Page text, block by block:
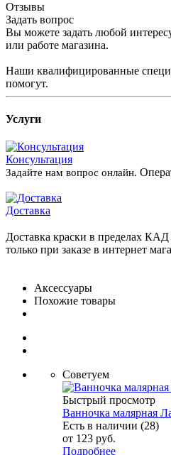
Отзывы
Задать вопрос
Вы можете задать любой
или работе магазина.
Наши квалифицированные
помогут.
Услуги
Консультация
Задайте нам вопрос онлайн.
Доставка
Доставка краски в пределах
только при заказе в интернет
Аксессуары
Похожие товары
Советуем
Быстрый просмотр
Ванночка малярная
Есть в наличии (28)
от 123 руб.
Подробнее